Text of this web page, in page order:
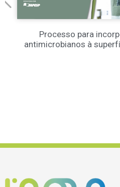
Processo para
antimicrobianos à